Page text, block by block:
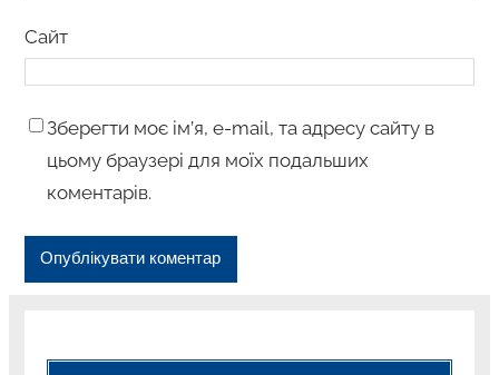
Сайт
Зберегти моє ім’я, e-mail, та адресу сайту в
цьому браузері для моїх подальших
коментарів.